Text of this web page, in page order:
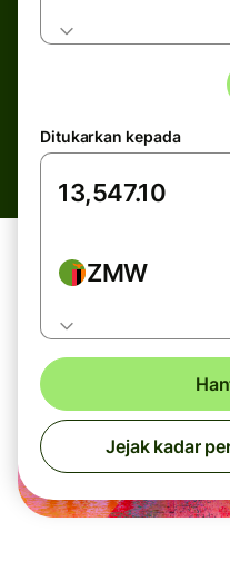
Ditukarkan kepada
ZMW
Jejak kadar